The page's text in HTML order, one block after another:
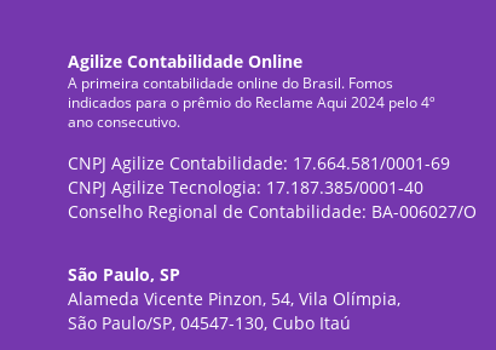
Agilize Contabilidade Online
A primeira contabilidade online do Brasil. Fomos
indicados para o prêmio do Reclame Aqui 2024 pelo 4º
ano consecutivo.
CNPJ Agilize Contabilidade: 17.664.581/0001-69
CNPJ Agilize Tecnologia: 17.187.385/0001-40
Conselho Regional de Contabilidade: BA-006027/O
São Paulo, SP
Alameda Vicente Pinzon, 54, Vila Olímpia,
São Paulo/SP, 04547-130, Cubo Itaú